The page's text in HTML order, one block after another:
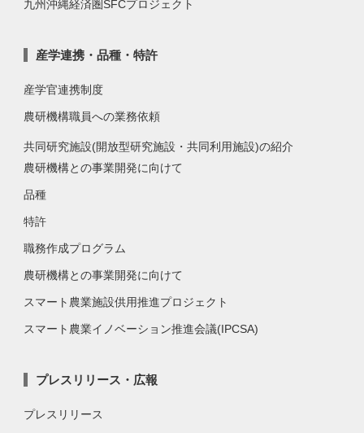
九州沖縄経済圏SFCプロジェクト
産学連携・品種・特許
産学官連携制度
農研機構職員への業務依頼
共同研究施設(開放型研究施設・共同利用施設)の紹介
農研機構との事業開発に向けて
品種
特許
職務作成プログラム
農研機構との事業開発に向けて
スマート農業施設供用推進プロジェクト
スマート農業イノベーション推進会議(IPCSA)
プレスリリース・広報
プレスリリース